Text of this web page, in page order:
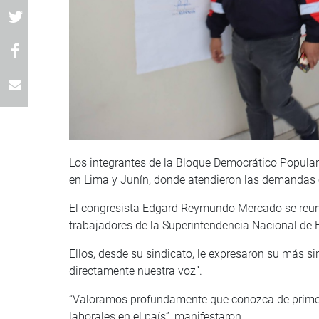
Los integrantes de la Bloque Democrático
en Lima y Junín, donde atendieron las
El congresista Edgard Reymundo Mercado se
trabajadores de la Superintendencia Nacional de
Ellos, desde su sindicato, le expresaron su más
directamente nuestra voz”.
“Valoramos profundamente que conozca de
laborales en el país”, manifestaron.